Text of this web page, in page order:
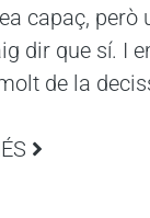
capaç, però
dir que sí. I
de la